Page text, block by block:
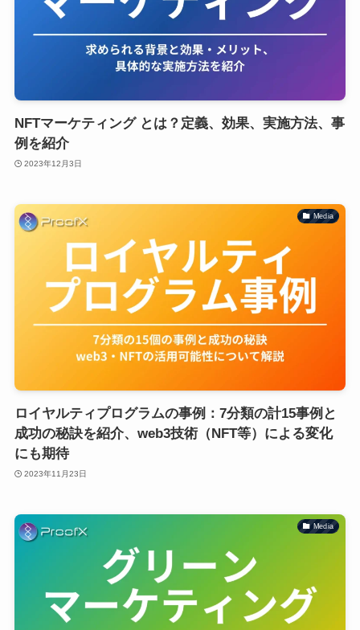
NFTマーケティング とは？定義、効果、実施方法、事
例を紹介
2023年12月3日
Media
ロイヤルティプログラムの事例：7分類の計15事例と
成功の秘訣を紹介、web3技術（NFT等）による変化
にも期待
2023年11月23日
Media